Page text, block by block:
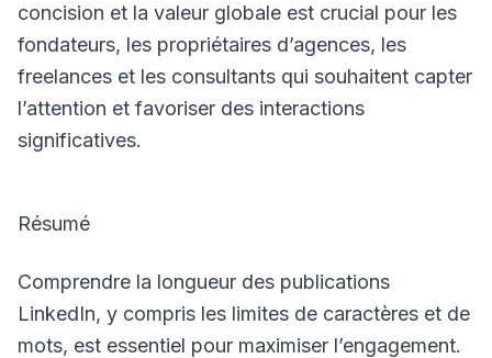
concision et la valeur globale est crucial pour les
fondateurs, les propriétaires d’agences, les
freelances et les consultants qui souhaitent capter
l’attention et favoriser des interactions
significatives.
Résumé
Comprendre la longueur des publications
LinkedIn, y compris les limites de caractères et de
mots, est essentiel pour maximiser l’engagement.